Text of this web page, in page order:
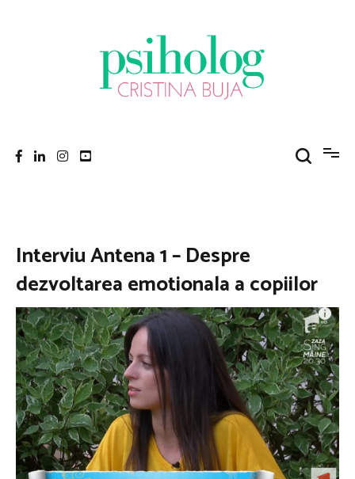
Interviu Antena 1 – Despre
dezvoltarea emotionala a copiilor